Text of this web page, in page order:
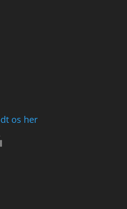
os her